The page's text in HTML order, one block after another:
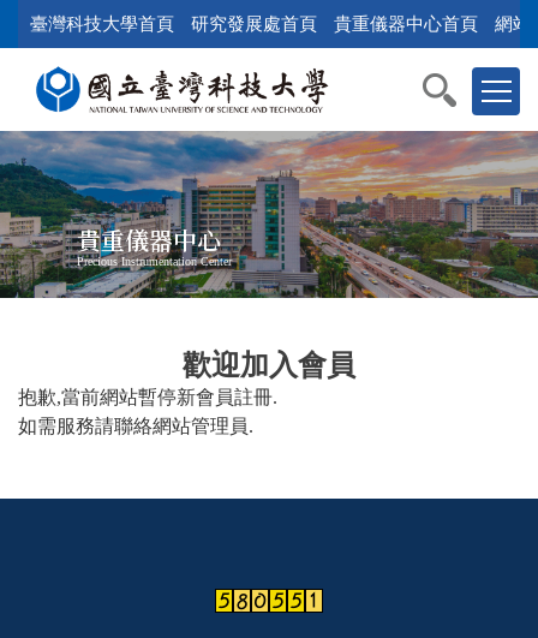
到
內
容
區
塊
臺灣科技大學首頁 研究發展處首頁 貴重儀器中心首頁 網站
貴重儀器中心
Precious Instrumentation Center
歡迎加入會員
抱歉,當前網站暫停新會員註冊.
如需服務請聯絡網站管理員.